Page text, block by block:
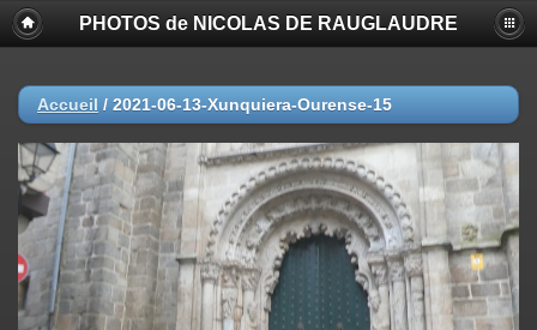
PHOTOS de NICOLAS DE RAUGLAUDRE
Accueil / 2021-06-13-Xunquiera-Ourense-15